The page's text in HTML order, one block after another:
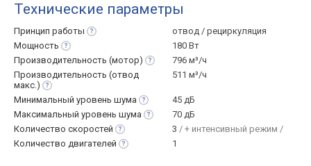
Технические параметры
Принцип работы
отвод / рециркуляция
Мощность
180 Вт
Производительность (мотор)
796 м³/ч
Производительность (отвод
макс.)
511 м³/ч
Минимальный уровень шума
45 дБ
Максимальный уровень шума
70 дБ
Количество скоростей 3 / + интенсивный режим /
Количество двигателей 1